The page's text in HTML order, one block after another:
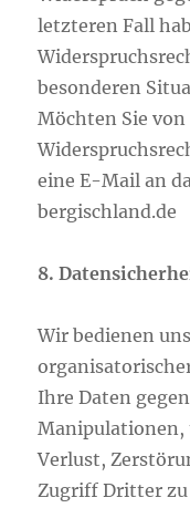
letzteren Fall
besonderen
Möchten Sie
eine E-Mail an
bergischland.de
8.
Wir bedienen
Ihre Daten
Manipulationen,
Verlust,
Zugriff Dritter zu